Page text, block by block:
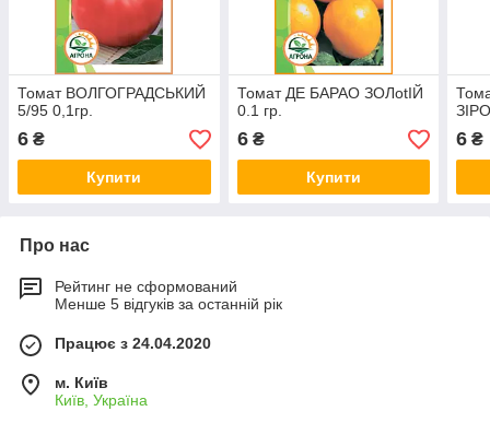
Томат ВОЛГОГРАДСЬКИЙ
5/95 0,1гр.
6 ₴
Купити
Томат ДЕ БАРАО ЗОЛotІЙ
0.1 гр.
6₴
Купити
6 ₴
Про нас
Рейтинг не сформований
Менше 5 відгуків за останній рік
Працює з 24.04.2020
м. Київ
Київ, Україна